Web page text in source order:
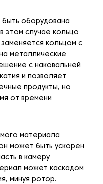
быть оборудована
этом случае кольцо
кольцом с
металлические
с наковальней
и позволяет
продукты, но
от времени
материала
может быть ускорен
в камеру
может каскадом
минуя ротор.